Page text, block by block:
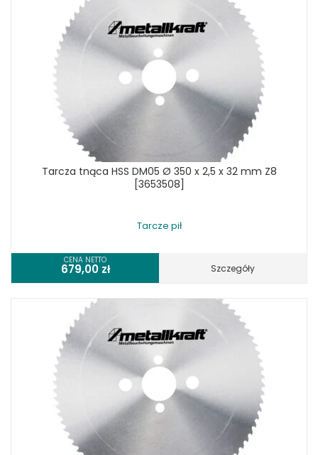
Tarcza tnąca HSS DM05 Ø 350 x 2,5 x 32 mm Z8
[3653508]
Tarcze pił
CENA NETTO
679,00 zł Szczegóły